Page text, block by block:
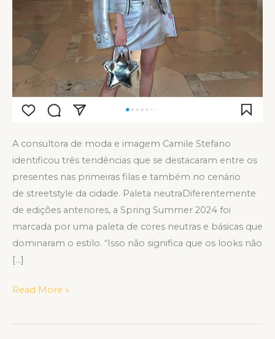
A consultora de moda e imagem Camile Stefano
identificou três tendências que se destacaram entre os
presentes nas primeiras filas e também no cenário
de streetstyle da cidade. Paleta neutraDiferentemente
de edições anteriores, a Spring Summer 2024 foi
marcada por uma paleta de cores neutras e básicas que
dominaram o estilo. “Isso não significa que os looks não
[…]
Read More »